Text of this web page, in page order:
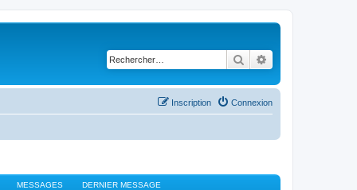
Rechercher
Connexion
Inscription
MESSAGES DERNIER MESSAGE